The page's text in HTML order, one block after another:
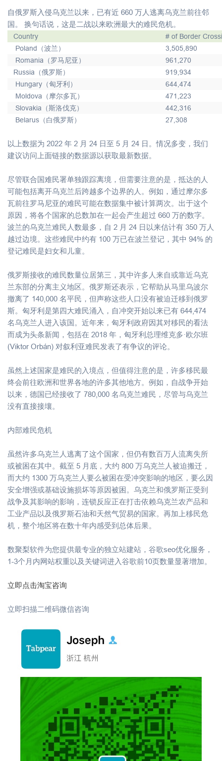
自俄罗斯入侵乌克兰以来，已有近 660 万人逃离乌克兰前往邻
国。 换句话说，这是二战以来欧洲最大的难民危机。
Country
# of Border
Poland（波兰）
3,505,890
Romania（罗马尼亚）
961,270
Russia（俄罗斯）
919,934
Hungary（匈牙利）
644,474
Moldova（摩尔多瓦）
471,223
Slovakia（斯洛伐克）
442,316
Belarus（白俄罗斯）
27,308
以上数据为 2022 年 2 月 24 日至 5 月 24 日。情况多变，我们
建议访问上面链接的数据源以获取最新数据。
尽管联合国难民署单独跟踪离境，但需要注意的是，抵达的人
可能包括离开乌克兰后跨越多个边界的人。例如，通过摩尔多
瓦前往罗马尼亚的难民可能在数据集中被计算两次。出于这个
原因，将各个国家的总数加在一起会产生超过 660 万的数字。
波兰的乌克兰难民人数最多，自 2 月 24 日以来估计有 350 万人
越过边境。这些难民中约有 100 万已在波兰登记，其中 94% 的
登记难民是妇女和儿童。
俄罗斯接收的难民数量位居第三，其中许多人来自或靠近乌克
兰东部的分离主义地区。俄罗斯还表示，它帮助从马里乌波尔
撤离了 140,000 名平民，但声称这些人口没有被迫迁移到俄罗
斯。匈牙利是第四大难民涌入，自冲突开始以来已有 644,474
名乌克兰人进入该国。近年来，匈牙利政府因其对移民的看法
而成为头条新闻，包括在 2018 年，匈牙利总理维克多·欧尔班
(Viktor Orbán) 对叙利亚难民发表了有争议的评论。
虽然上述国家是难民的入境点，但值得注意的是，许多移民最
终会前往欧洲和世界各地的许多其他地方。例如，自战争开始
以来，德国已经接收了 780,000 名乌克兰难民，尽管与乌克兰
没有直接接壤。
内部难民危机
虽然许多乌克兰人逃离了这个国家，但仍有数百万人流离失所
或被困在其中。截至 5 月底，大约 800 万乌克兰人被迫搬迁，
而大约 1300 万乌克兰人要么被困在受冲突影响的地区，要么因
安全增强或基础设施损坏等原因被困。乌克兰和俄罗斯正受到
战争及其影响的影响，连锁反应正在打击依赖乌克兰农产品和
工业产品以及俄罗斯石油和天然气贸易的国家。再加上移民危
机，整个地区将在数十年内感受到总体后果。
数聚梨软件为您提供最专业的独立站建站，谷歌seo优化服务，
1-3个月内网站权重以及关键词进入谷歌前10页数量显著增加。
立即点击淘宝咨询
立即扫描二维码微信咨询